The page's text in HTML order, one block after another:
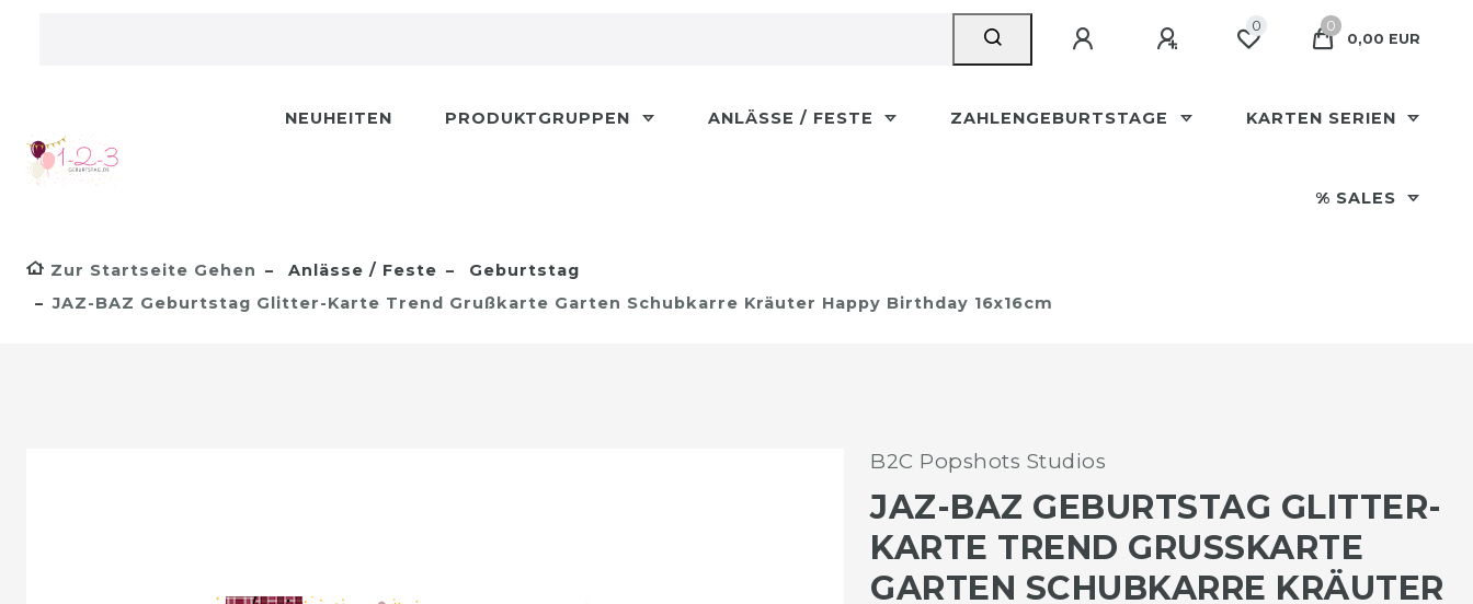
0
0
0,00 EUR
NEUHEITEN PRODUKTGRUPPEN ANLÄSSE / FESTE ZAHLENGEBURTSTAGE KARTEN SERIEN
% SALES
Zur Startseite Gehen Anlässe / Feste
Geburtstag
JAZ-BAZ Geburtstag Glitter-Karte Trend Grußkarte Garten Schubkarre Kräuter Happy Birthday 16x16cm
B2C Popshots Studios
JAZ-BAZ GEBURTSTAG GLITTER-
KARTE TREND GRUSSKARTE G
ARTEN SCHUBKARRE KRÄUTER H